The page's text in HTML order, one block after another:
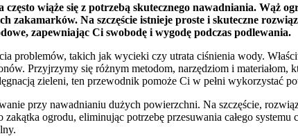
wiąże się z potrzebą skutecznego nawadniania. Wąż
zakamarków. Na szczęście istnieje proste i skuteczne
zapewniając Ci swobodę i wygodę podczas podlewania.
problemów, takich jak wycieki czy utrata ciśnienia wody.
Przyjrzymy się różnym metodom, narzędziom i materiałom,
zieleni, ten przewodnik pomoże Ci w pełni wykorzystać
przy nawadnianiu dużych powierzchni. Na szczęście,
ogrodu, eliminując potrzebę przesuwania całego